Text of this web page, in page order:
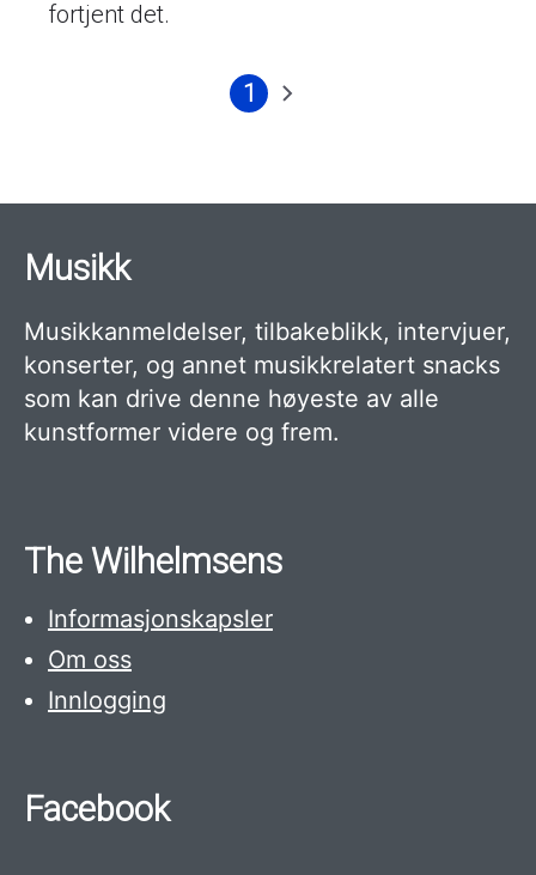
fortjent det.
Nåværende
1
Neste
Musikk
Musikkanmeldelser, tilbakeblikk, intervjuer,
konserter, og annet musikkrelatert snacks
som kan drive denne høyeste av alle
kunstformer videre og frem.
The Wilhelmsens
Informasjonskapsler
Om oss
Innlogging
Facebook